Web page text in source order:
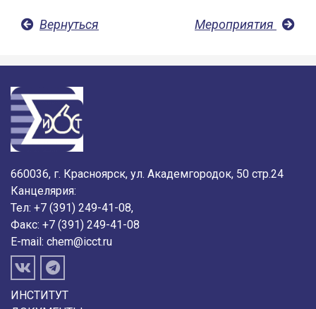
Вернуться Мероприятия
660036, г. Красноярск, ул. Академгородок, 50 стр.24
Канцелярия:
Тел: +7 (391) 249-41-08,
Факс: +7 (391) 249-41-08
E-mail: chem@icct.ru
ИНСТИТУТ